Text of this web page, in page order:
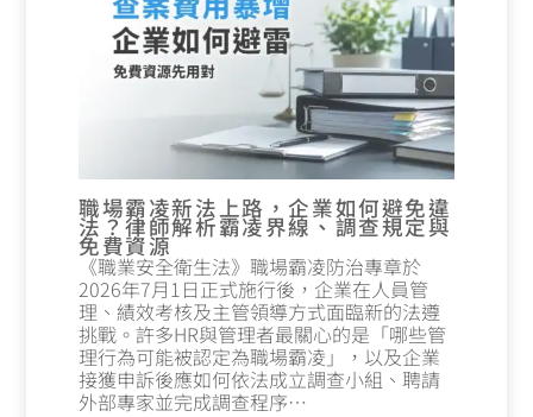
職場霸凌新法上路，企業如何避免違
法？律師解析霸凌界線、調查規定與
免費資源
《職業安全衛生法》職場霸凌防治專章於
2026年7月1日正式施行後，企業在人員管
理、績效考核及主管領導方式面臨新的法遵
挑戰。許多HR與管理者最關心的是「哪些管
理行為可能被認定為職場霸凌」，以及企業
接獲申訴後應如何依法成立調查小組、聘請
外部專家並完成調查程序…